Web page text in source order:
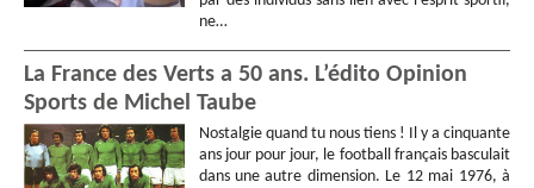
ne…
La France des Verts a 50 ans. L’édito Opinion
Sports de Michel Taube
Nostalgie quand tu nous tiens ! Il y a cinquante
ans jour pour jour, le football français basculait
dans une autre dimension. Le 12 mai 1976, à